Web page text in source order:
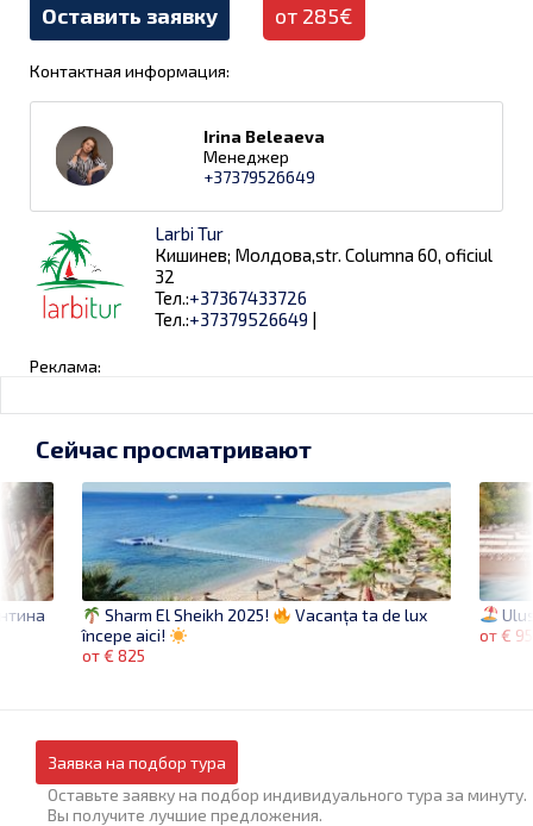
Оставить заявку от 285€
Контактная информация:
Irina Beleaeva
Менеджер
+37379526649
Larbi Tur
Кишинев; Молдова,str. Columna 60, oficiul
32
Тел.:+37367433726
Тел.:+37379526649 |
Реклама:
от €
Сейчас просматривают
Sharm El Sheikh 2025!
Vacanța ta de lux
începe aici!
от € 825
Заявка на подбор тура
Оставьте заявку на подбор индивидуального тура за минуту.
Вы получите лучшие предложения.